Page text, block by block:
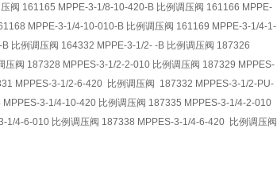
阀 161165 MPPE-3-1/8-10-420-B 比例调压阀 161166 MPPE-
MPPE-3-1/4-10-010-B 比例调压阀 161169 MPPE-3-1/4-1-
比例调压阀 164332 MPPE-3-1/2- -B 比例调压阀 187326
阀 187328 MPPES-3-1/2-2-010 比例调压阀 187329 MPPES-
MPPES-3-1/2-6-420 比例调压阀 187332 MPPES-3-1/2-PU-
3-1/4-10-420 比例调压阀 187335 MPPES-3-1/4-2-010
1/4-6-010 比例调压阀 187338 MPPES-3-1/4-6-420 比例调压阀